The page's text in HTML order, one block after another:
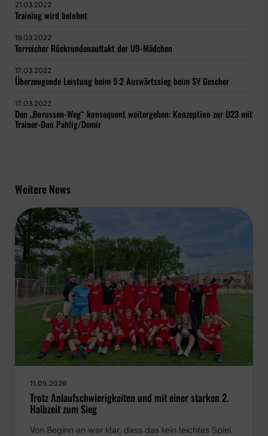
21.03.2022
Training wird belohnt
19.03.2022
Torreicher Rückrundenauftakt der U9-Mädchen
17.03.2022
Überzeugende Leistung beim 9:2 Auswärtssieg beim SV Gescher
17.03.2022
Den „Borussen-Weg“ konsequent weitergehen: Konzeption zur U23 mit
Trainer-Duo Pahlig/Demir
Weitere News
11.05.2026
Trotz Anlaufschwierigkeiten und mit einer starken 2.
Halbzeit zum Sieg
Von Beginn an war klar, dass das kein leichtes Spiel